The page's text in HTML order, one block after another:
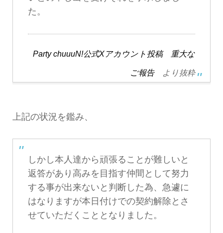
た。
Party chuuuN!公式Xアカウント投稿 重大な
ご報告より抜粋
上記の状況を鑑み、
しかし本人達から頑張ることが難しいと
返答があり高みを目指す仲間として努力
する事が出来ないと判断した為、急遽に
はなりますが本日付けでの契約解除とさ
せていただくこととなりました。